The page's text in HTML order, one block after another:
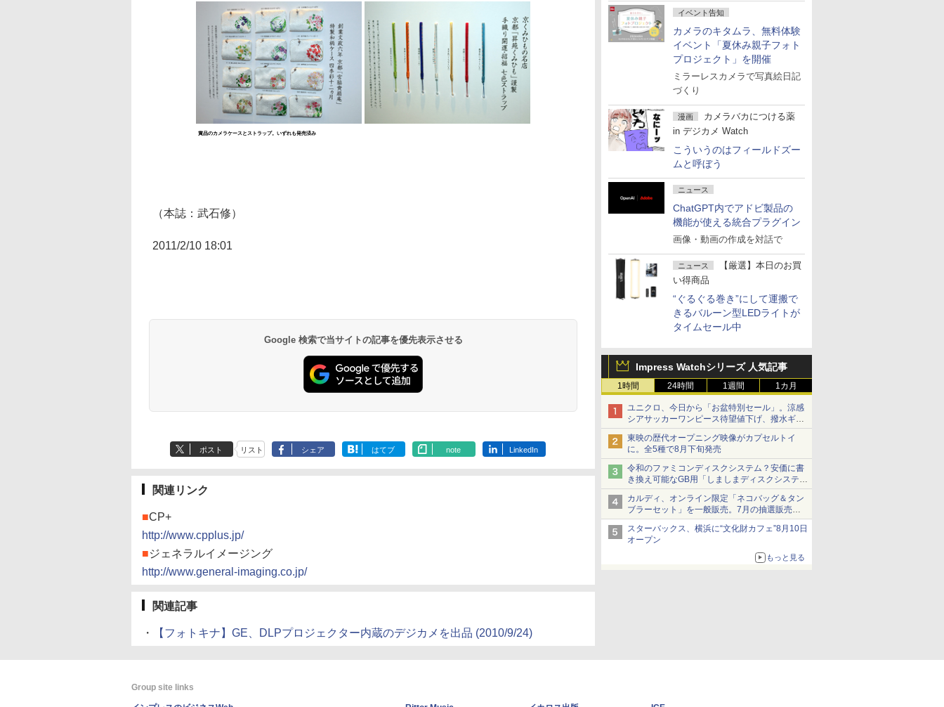
イベント告知
カメラのキタムラ、無料体験
イベント「夏休み親子フォト
プロジェクト」を開催
ミラーレスカメラで写真絵日記
づくり
漫画
カメラバカにつける薬
in デジカメ Watch
こういうのはフィールドズー
ムと呼ぼう
ニュース
ChatGPT内でアドビ製品の
機能が使える統合プラグイン
画像・動画の作成を対話で
ニュース
【厳選】本日のお買
い得商品
“ぐるぐる巻き”にして運搬で
きるバルーン型LEDライトが
タイムセール中
Impress Watchシリーズ 人気記事
1時間 24時間 1週間 1カ月
ユニクロ、今日から「お盆特別セール」。涼感
シアサッカーワンピース待望値下げ、撥水ギア
ショーツは1990円に
東映の歴代オープニング映像がカプセルトイ
に。全5種で8月下旬発売
令和のファミコンディスクシステム？安価に書
き換え可能なGB用「しましまディスクシステ
ム」
カルディ、オンライン限定「ネコバッグ＆タン
ブラーセット」を一般販売。7月の抽選販売の
当選無効分
スターバックス、横浜に“文化財カフェ”8月10日
オープン
もっと見る
賞品のカメラケースとストラップ。いずれも発売済み
（本誌：武石修）
2011/2/10 18:01
Google 検索で当サイトの記事を優先表示させる
ポスト リスト シェア はてブ note LinkedIn
関連リンク
■CP+
http://www.cpplus.jp/
■ジェネラルイメージング
http://www.general-imaging.co.jp/
関連記事
・ 【フォトキナ】GE、DLPプロジェクター内蔵のデジカメを出品 (2010/9/24)
Group site links